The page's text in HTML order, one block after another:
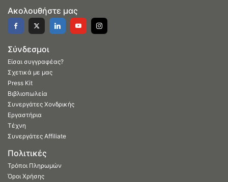
Ακολουθήστε μας
Σύνδεσμοι
Είσαι συγγραφέας?
Σχετικά με μας
Press Kit
Βιβλιοπωλεία
Συνεργάτες Χονδρικής
Εργαστήρια
Τέχνη
Συνεργάτες Affiliate
Πολιτικές
Τρόποι Πληρωμών
Όροι Χρήσης